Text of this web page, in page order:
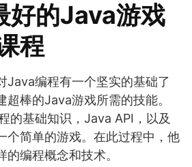
的Java游戏
程
Java编程有一个坚实的基础了
超棒的Java游戏所需的技能。
的基础知识，Java API，以及
个简单的游戏。在此过程中，他
编程概念和技术。